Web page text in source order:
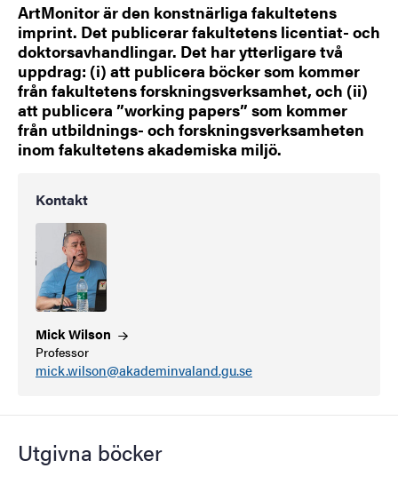
ArtMonitor är den konstnärliga fakultetens
imprint. Det publicerar fakultetens licentiat- och
doktorsavhandlingar. Det har ytterligare två
uppdrag: (i) att publicera böcker som kommer
från fakultetens forskningsverksamhet, och (ii)
att publicera ”working papers” som kommer
från utbildnings- och forskningsverksamheten
inom fakultetens akademiska miljö.
Kontakt
MickWilson
Professor
mick.wilson@akademinvaland.gu.se
Utgivna böcker